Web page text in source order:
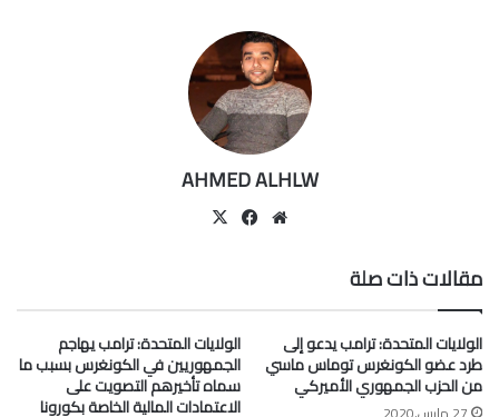
AHMED ALHLW
موقعفيسبوك
مقالات ذات صلة
الولايات المتحدة: ترامب يدعو إلى
طرد عضو الكونغرس توماس ماسي
من الحزب الجمهوري الأميركي
الولايات المتحدة: ترامب يهاجم
الجمهوريين في الكونغرس بسبب ما
سماه تأخيرهم التصويت على
الاعتمادات المالية الخاصة بكورونا